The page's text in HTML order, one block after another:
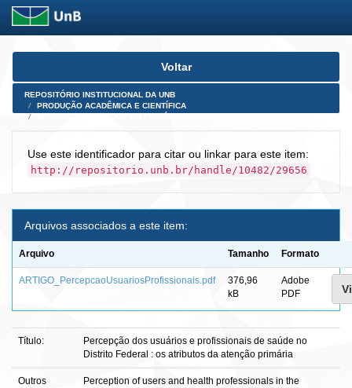
Skip
Voltar
REPOSITÓRIO INSTITUCIONAL DA UNB
PRODUÇÃO ACADÊMICA E CIENTÍFICA
Use este identificador para citar ou linkar para este item:
http://repositorio.unb.br/handle/10482/29656
Arquivos associados a este item:
Arquivo Tamanho Formato
ARTIGO_PercepcaoUsuariosProfissionais.pdf
376,96
kB
Adobe
PDF
Título:
Percepção dos usuários e profissionais de saúde no
Distrito Federal : os atributos da atenção primária
Outros
Perception of users and health professionals in the